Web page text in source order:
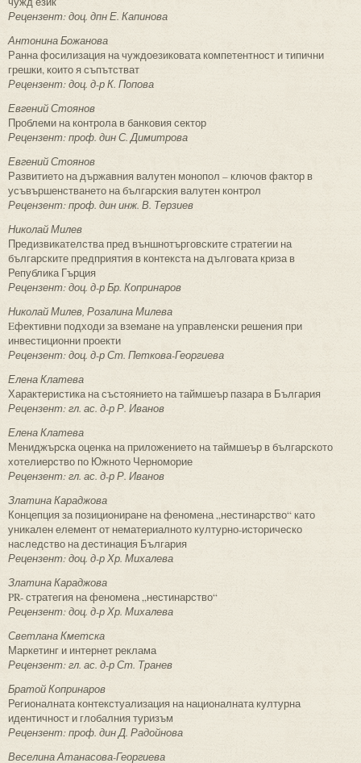
Рецензент: доц. дпн Е. Капинова
Антонина Божанова
Ранна фосилизация на чуждоезиковата компетентност и типични
грешки, които я съпътстват
Рецензент: доц. д-р К. Попова
Евгений Стоянов
Проблеми на контрола в банковия сектор
Рецензент: проф. дин С. Димитрова
Евгений Стоянов
Развитието на държавния валутен монопол – ключов фактор в
усъвършенстването на българския валутен контрол
Рецензент: проф. дин инж. В. Терзиев
Николай Милев
Предизвикателства пред външнотърговските стратегии на
българските предприятия в контекста на дълговата криза в
Република Гърция
Рецензент: доц. д-р Бр. Копринаров
Николай Милев, Розалина Милева
Eфективни подходи за вземане на управленски решения при
инвестиционни проекти
Рецензент: доц. д-р Ст. Петкова-Георгиева
Елена Клатева
Характеристика на състоянието на таймшеър пазара в България
Рецензент: гл. ас. д-р Р. Иванов
Елена Клатева
Мениджърска оценка на приложението на таймшеър в българското
хотелиерство по Южното Черноморие
Рецензент: гл. ас. д-р Р. Иванов
Златина Караджова
Концепция за позициониране на феномена „нестинарство“ като
уникален елемент от нематериалното културно-историческо
наследство на дестинация България
Рецензент: доц. д-р Хр. Михалева
Златина Караджова
PR- стратегия на феномена „нестинарство“
Рецензент: доц. д-р Хр. Михалева
Светлана Кметска
Маркетинг и интернет реклама
Рецензент: гл. ас. д-р Ст. Транев
Братой Копринаров
Регионалната контекстуализация на националната културна
идентичност и глобалния туризъм
Рецензент: проф. дин Д. Радойнова
Веселина Атанасова-Георгиева